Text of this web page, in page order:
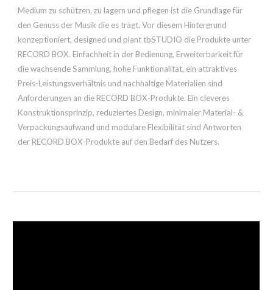
Medium zu schützen, zu lagern und pflegen ist die Grundlage für
den Genuss der Musik die es trägt. Vor diesem Hintergrund
konzeptioniert, designed und plant tbSTUDIO die Produkte unter
RECORD BOX. Einfachheit in der Bedienung, Erweiterbarkeit für
die wachsende Sammlung, hohe Funktionalität, ein attraktives
Preis-Leistungsverhältnis und nachhaltige Materialien sind
Anforderungen an die RECORD BOX-Produkte. Ein cleveres
Konstruktionsprinzip, reduziertes Design, minimaler Material- &
Verpackungsaufwand und modulare Flexibilität sind Antworten
der RECORD BOX-Produkte auf den Bedarf des Nutzers.